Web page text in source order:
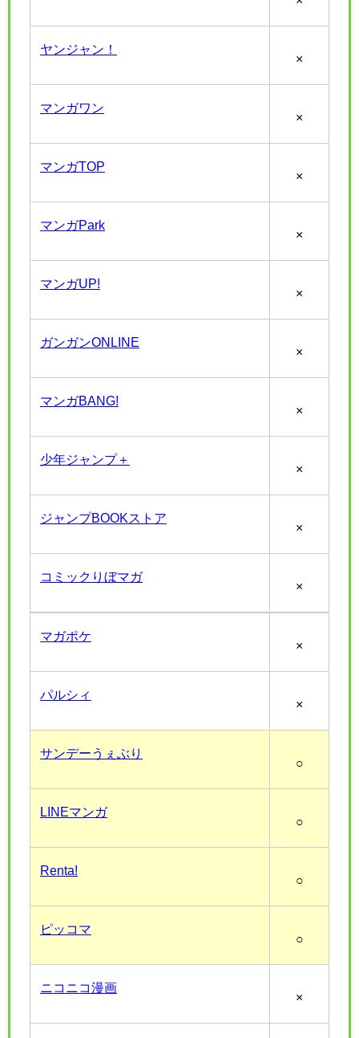
ヤンジャン！
×
マンガワン
×
マンガTOP
×
マンガPark
×
マンガUP!
×
ガンガンONLINE
×
マンガBANG!
×
少年ジャンプ＋
×
ジャンプBOOKストア
×
コミックりぼマガ
×
マガポケ
×
パルシィ
×
サンデーうぇぶり
○
LINEマンガ
○
Renta!
○
ピッコマ
○
ニコニコ漫画
×